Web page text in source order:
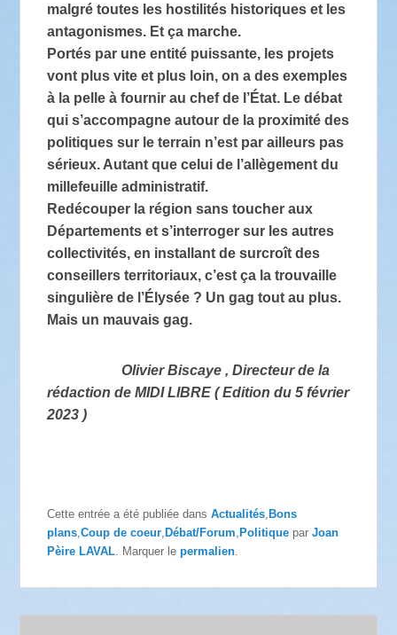
malgré toutes les hostilités historiques et les
antagonismes. Et ça marche.
Portés par une entité puissante, les projets
vont plus vite et plus loin, on a des exemples
à la pelle à fournir au chef de l’État. Le débat
qui s’accompagne autour de la proximité des
politiques sur le terrain n’est par ailleurs pas
sérieux. Autant que celui de l’allègement du
millefeuille administratif.
Redécouper la région sans toucher aux
Départements et s’interroger sur les autres
collectivités, en installant de surcroît des
conseillers territoriaux, c’est ça la trouvaille
singulière de l’Élysée ? Un gag tout au plus.
Mais un mauvais gag.
Olivier Biscaye , Directeur de la
rédaction de MIDI LIBRE ( Edition du 5 février
2023 )
Cette entrée a été publiée dansActualités ,Bons
plans ,Coup de coeur ,Débat/Forum ,Politique parJoan
Pèire LAVAL . Marquer lepermalien